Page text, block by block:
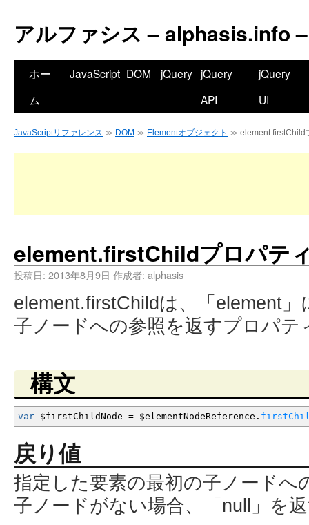
アルファシス – alphasis.info –
ホー
ム
JavaScript DOM jQuery jQuery
API
jQuery
UI
JavaScriptリファレンス ≫ DOM ≫ Elementオブジェクト ≫ element.firstChild
element.firstChildプロパテ
投稿日: 2013年8月9日 作成者: alphasis
element.firstChildは、「element
子ノードへの参照を返すプロパテ
構文
var $firstChildNode = $elementNodeReference.
戻り値
指定した要素の最初の子ノードへ
子ノードがない場合、「null」を